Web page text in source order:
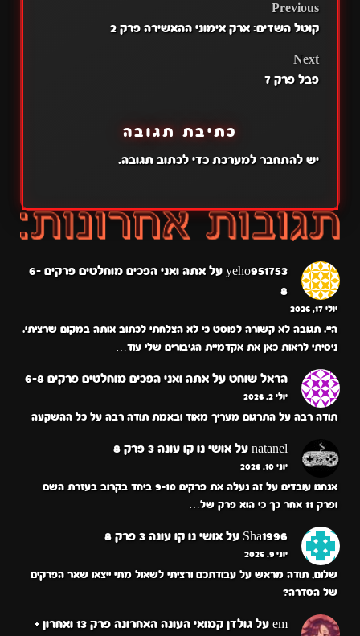
POST
Previous
קוטל השדים: ארק אימוני ההאשירה פרק 2
Next
פבל פרק 7
כתיבת תגובה
יש להתחבר למערכתכדי לכתוב תגובה.
yeho951753 על
אתה ואני הפכים מוחלטים פרקים 6-
8
יולי 17, 2026
היי. תגובה לא קשורה לפוסט כי לא הצלחתי לכתוב אותה במקום שרציתי.
ניסיתי לראות כאן את אקדמיית הגיבורים שלי עוד…
הראל שוחט על אתה ואני הפכים מוחלטים פרקים 6-8
יולי 2, 2026
תודה רבה על התרגום מעריך מאוד ובאמת תודה רבה על כל ההשקעה
natanel על אושי נו קו עונה 3 פרק 8
יוני 10, 2026
אנחנו עובדים על זה נעלה את פרקים 9-10 ביחד בקרוב בעזרת השם
ופרק 11 אחר כך כי הוא פרק של…
Sha1996 על אושי נו קו עונה 3 פרק 8
יוני 9, 2026
שלום, תודה מראש על עבודתכם ורציתי לשאול מתי ייצאו שאר הפרקים
של הסדרה?
em על גולדן קמואי העונה האחרונה פרק 13 ואחרון +